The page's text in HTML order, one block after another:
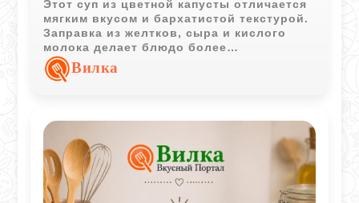
Этот суп из цветной капусты отличается
мягким вкусом и бархатистой текстурой.
Заправка из желтков, сыра и кислого
молока делает блюдо более
насыщенным, сохраняя лёгкость
овощной основы.
Вилка